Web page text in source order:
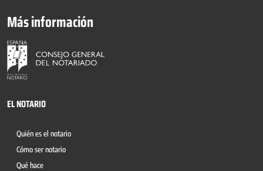
Más información
EL NOTARIO
Quién es el notario
Cómo ser notario
Qué hace